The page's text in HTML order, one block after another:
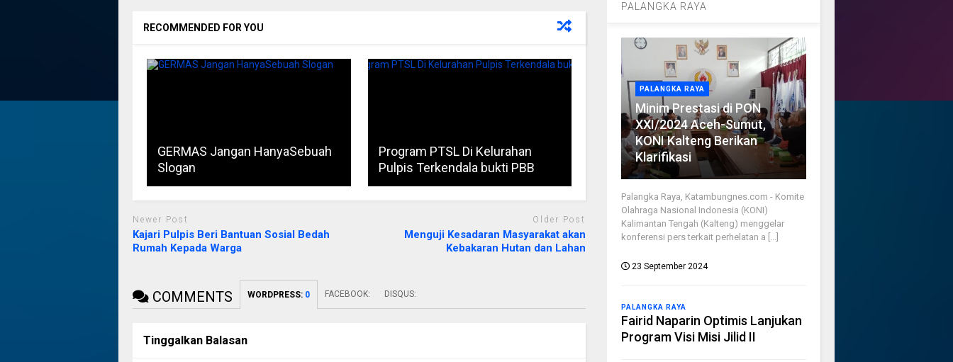
RECOMMENDED FOR YOU
GERMAS Jangan HanyaSebuah
Slogan
Program PTSL Di Kelurahan
Pulpis Terkendala bukti PBB
Newer Post
Kajari Pulpis Beri Bantuan Sosial Bedah
Rumah Kepada Warga
Older Post
Menguji Kesadaran Masyarakat akan
Kebakaran Hutan dan Lahan
COMMENTS WORDPRESS: 0 FACEBOOK: DISQUS:
Tinggalkan Balasan
PALANGKA RAYA
PALANGKA RAYA
Minim Prestasi di PON
XXI/2024 Aceh-Sumut,
KONI Kalteng Berikan
Klarifikasi
Palangka Raya, Katambungnes.com - Komite
Olahraga Nasional Indonesia (KONI)
Kalimantan Tengah (Kalteng) menggelar
konferensi pers terkait perhelatan a [...]
23 September 2024
PALANGKA RAYA
Fairid Naparin Optimis Lanjukan
Program Visi Misi Jilid II